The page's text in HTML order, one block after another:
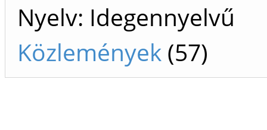
Nyelv: Idegennyelvű
Közlemények (57)